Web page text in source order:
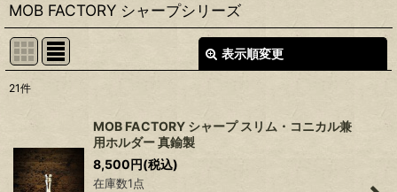
MOB FACTORY シャープシリーズ
表示順変更
並び順:
21件
MOB FACTORY シャープ スリム・コニカル兼
用ホルダー 真鍮製
8,500円(税込)
在庫数1点